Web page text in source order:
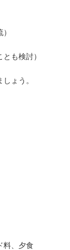
も検討）
ょう。
料、夕食